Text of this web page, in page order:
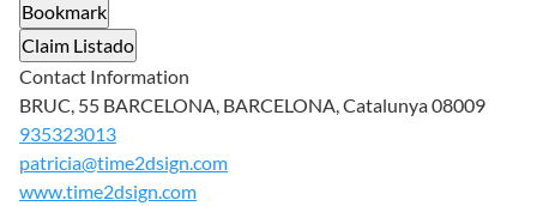
Bookmark
Claim Listado
Contact Information
BRUC, 55 BARCELONA, BARCELONA, Catalunya 08009
935323013
patricia@time2dsign.com
www.time2dsign.com